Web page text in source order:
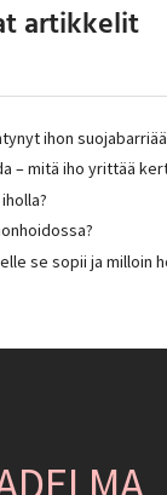
artikkelit
ihon
– mitä iho yrittää
se sopii ja milloin